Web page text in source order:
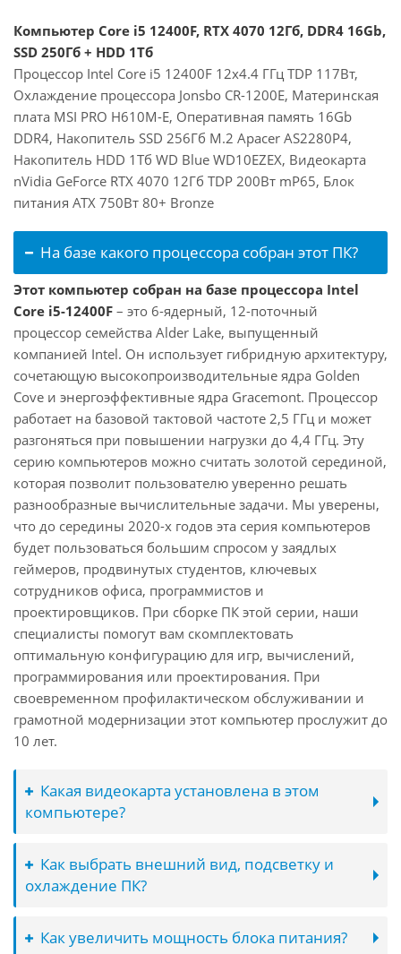
Компьютер Core i5 12400F, RTX 4070 12Гб, DDR4 16Gb,
SSD 250Гб + HDD 1Тб
Процессор Intel Core i5 12400F 12x4.4 ГГц TDP 117Вт,
Охлаждение процессора Jonsbo CR-1200E, Материнская
плата MSI PRO H610M-E, Оперативная память 16Gb
DDR4, Накопитель SSD 256Гб M.2 Apacer AS2280P4,
Накопитель HDD 1Тб WD Blue WD10EZEX, Видеокарта
nVidia GeForce RTX 4070 12Гб TDP 200Вт mP65, Блок
питания ATX 750Вт 80+ Bronze
На базе какого процессора собран этот ПК?
Этот компьютер собран на базе процессора Intel
Core i5-12400F – это 6-ядерный, 12-поточный
процессор семейства Alder Lake, выпущенный
компанией Intel. Он использует гибридную архитектуру,
сочетающую высокопроизводительные ядра Golden
Cove и энергоэффективные ядра Gracemont. Процессор
работает на базовой тактовой частоте 2,5 ГГц и может
разгоняться при повышении нагрузки до 4,4 ГГц. Эту
серию компьютеров можно считать золотой серединой,
которая позволит пользователю уверенно решать
разнообразные вычислительные задачи. Мы уверены,
что до середины 2020-х годов эта серия компьютеров
будет пользоваться большим спросом у заядлых
геймеров, продвинутых студентов, ключевых
сотрудников офиса, программистов и
проектировщиков. При сборке ПК этой серии, наши
специалисты помогут вам скомплектовать
оптимальную конфигурацию для игр, вычислений,
программирования или проектирования. При
своевременном профилактическом обслуживании и
грамотной модернизации этот компьютер прослужит до
10 лет.
Какая видеокарта установлена в этом
компьютере?
Как выбрать внешний вид, подсветку и
охлаждение ПК?
Как увеличить мощность блока питания?